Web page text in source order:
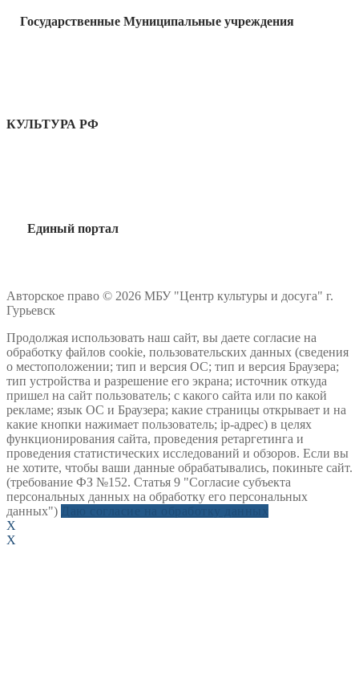
Государственные Муниципальные учреждения
КУЛЬТУРА РФ
Единый портал
Авторское право © 2026 МБУ "Центр культуры и досуга" г.
Гурьевск
Продолжая использовать наш сайт, вы даете согласие на
обработку файлов cookie, пользовательских данных (сведения
о местоположении; тип и версия ОС; тип и версия Браузера;
тип устройства и разрешение его экрана; источник откуда
пришел на сайт пользователь; с какого сайта или по какой
рекламе; язык ОС и Браузера; какие страницы открывает и на
какие кнопки нажимает пользователь; ip-адрес) в целях
функционирования сайта, проведения ретаргетинга и
проведения статистических исследований и обзоров. Если вы
не хотите, чтобы ваши данные обрабатывались, покиньте сайт.
(требование ФЗ №152. Статья 9 "Согласие субъекта
персональных данных на обработку его персональных
данных")
X
X